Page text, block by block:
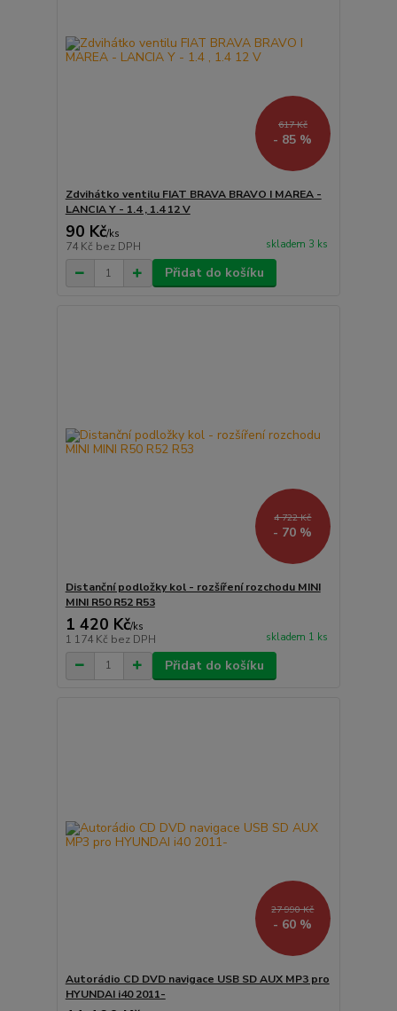
617 Kč
- 85 %
Zdvihátko ventilu FIAT BRAVA BRAVO I MAREA -
LANCIA Y - 1.4 , 1.4 12 V
90 Kč/ks
74 Kč bez DPH skladem 3 ks
Přidat do košíku
4 722 Kč
- 70 %
Distanční podložky kol - rozšíření rozchodu MINI
MINI R50 R52 R53
1 420 Kč/ks
1 174 Kč bez DPH skladem 1 ks
Přidat do košíku
27 990 Kč
- 60 %
Autorádio CD DVD navigace USB SD AUX MP3 pro
HYUNDAI i40 2011-